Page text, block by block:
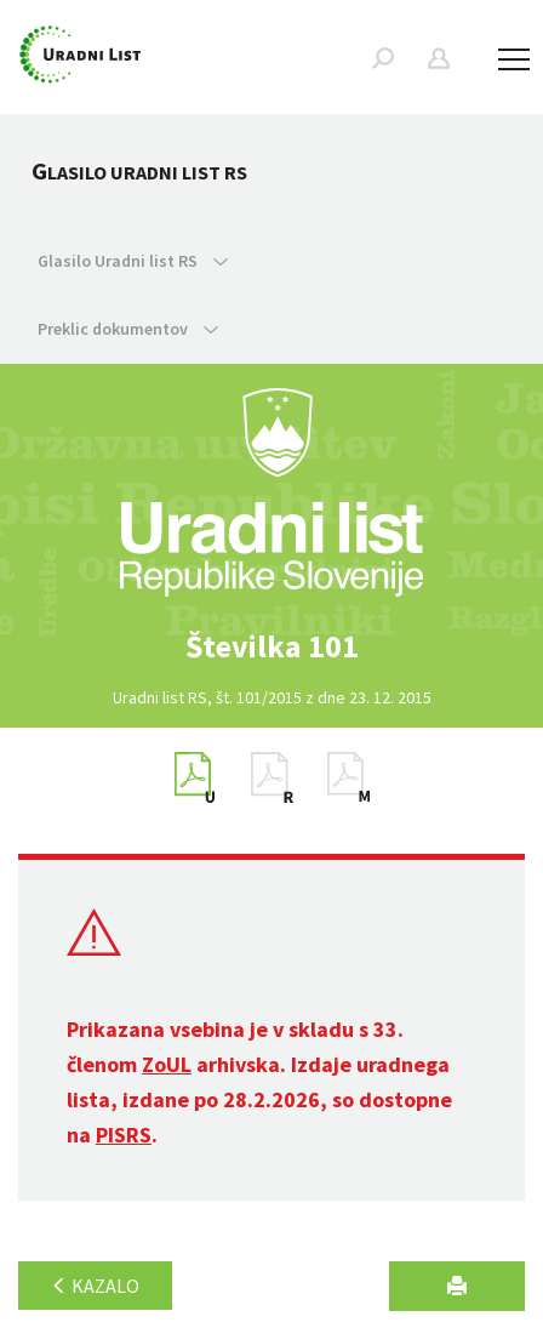
GLASILO URADNI LIST RS
Glasilo Uradni list RS
Preklic dokumentov
Številka 101
Uradni list RS, št. 101/2015 z dne 23. 12. 2015
Prikazana vsebina je v skladu s 33.
členom ZoUL arhivska. Izdaje uradnega
lista, izdane po 28.2.2026, so dostopne
na PISRS.
KAZALO